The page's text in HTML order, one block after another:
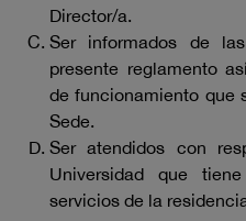
Director/a.
Ser informados de
presente reglamento
de funcionamiento que
Sede.
Ser atendidos con
Universidad que
servicios de la